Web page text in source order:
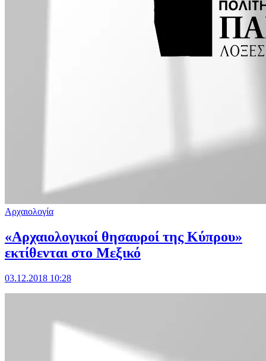
Αρχαιολογία
«Αρχαιολογικοί θησαυροί της Κύπρου»
εκτίθενται στο Μεξικό
03.12.2018 10:28